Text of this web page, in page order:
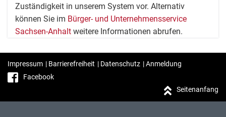
Zuständigkeit in unserem System vor. Alternativ
können Sie im Bürger- und Unternehmensservice
Sachsen-Anhalt weitere Informationen abrufen.
Impressum | Barrierefreiheit | Datenschutz |Anmeldung
Facebook
Seitenanfang